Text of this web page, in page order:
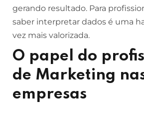
gerando resultado. Para
saber interpretar dados é uma
vez mais valorizada.
O papel do
de Marketing
empresas